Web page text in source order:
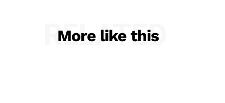
More like this
RELATED